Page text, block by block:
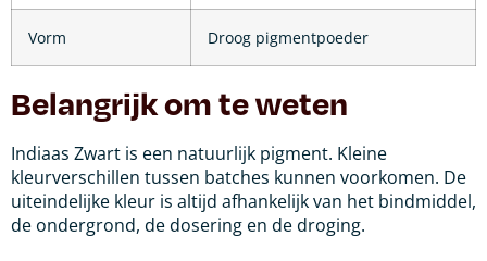
Vorm Droog pigmentpoeder
Belangrijk om te weten
Indiaas Zwart is een natuurlijk pigment. Kleine
kleurverschillen tussen batches kunnen voorkomen. De
uiteindelijke kleur is altijd afhankelijk van het bindmiddel,
de ondergrond, de dosering en de droging.